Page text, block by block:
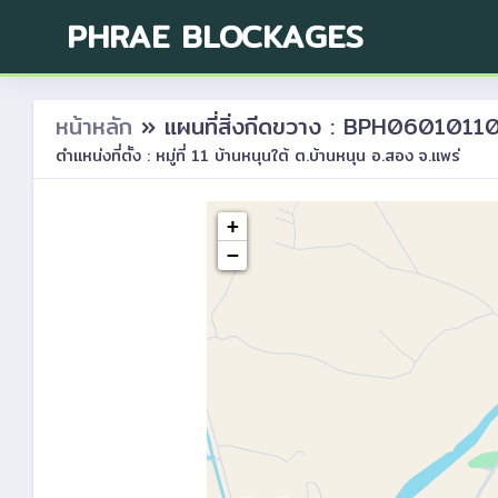
PHRAE BLOCKAGES
หน้าหลัก » แผนที่สิ่งกีดขวาง :
ตำแหน่งที่ตั้ง : หมู่ที่ 11 บ้านหนุนใต้ ต.บ้านหนุน อ.สอง จ.แพร่
+
−